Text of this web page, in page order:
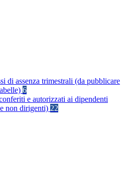
di assenza trimestrali (da pubblicare
6
e autorizzati ai dipendenti
non dirigenti) 22